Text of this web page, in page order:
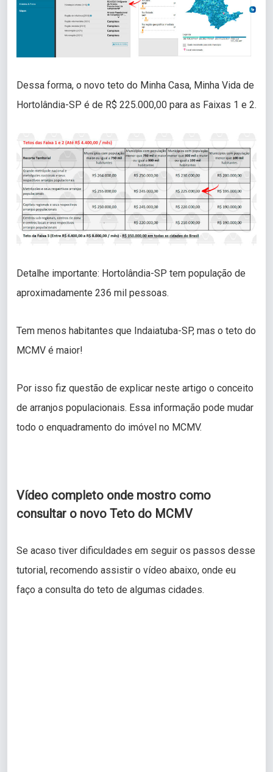
Dessa forma, o novo teto do Minha Casa, Minha Vida de
Hortolândia-SP é de R$ 225.000,00 para as Faixas 1 e 2.
Detalhe importante: Hortolândia-SP tem população de
aproximadamente 236 mil pessoas.
Tem menos habitantes que Indaiatuba-SP, mas o teto do
MCMV é maior!
Por isso fiz questão de explicar neste artigo o conceito
de arranjos populacionais. Essa informação pode mudar
todo o enquadramento do imóvel no MCMV.
Vídeo completo onde mostro como
consultar o novo Teto do MCMV
Se acaso tiver dificuldades em seguir os passos desse
tutorial, recomendo assistir o vídeo abaixo, onde eu
faço a consulta do teto de algumas cidades.